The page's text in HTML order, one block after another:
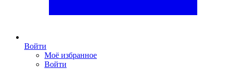
Войти
Моё избранное
Войти